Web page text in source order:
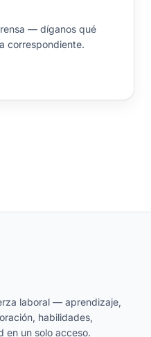
— díganos qué
correspondiente.
laboral — aprendizaje,
habilidades,
en un solo acceso.